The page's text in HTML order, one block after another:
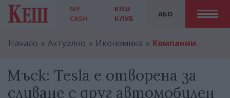
MY
CASH
АБО
КЕШ
КЛУБ
Начало Актуално Икономика Компании
Мъск: Tesla е отворена за
сливане с друг автомобилен